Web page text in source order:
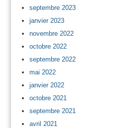
septembre 2023
janvier 2023
novembre 2022
octobre 2022
septembre 2022
mai 2022
janvier 2022
octobre 2021
septembre 2021
avril 2021